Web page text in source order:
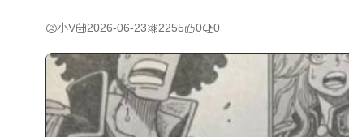
小V 2026-06-23 2255 0 0